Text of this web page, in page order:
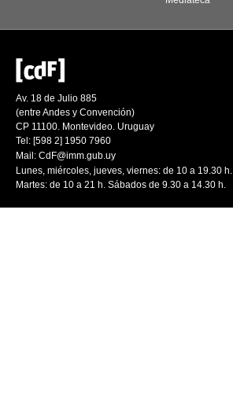
Av. 18 de Julio 885
(entre Andes y Convención)
CP 11100. Montevideo. Uruguay
Tel: [598 2] 1950 7960
Mail: CdF@imm.gub.uy
Lunes, miércoles, jueves, viernes: de 10 a 19.30 h.
Martes: de 10 a 21 h. Sábados de 9.30 a 14.30 h.